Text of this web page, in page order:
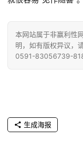
谈
心
乐
菩
提
公
本网站属于非赢利性
明，如有版权异议，
0591-83056739-
生成海报